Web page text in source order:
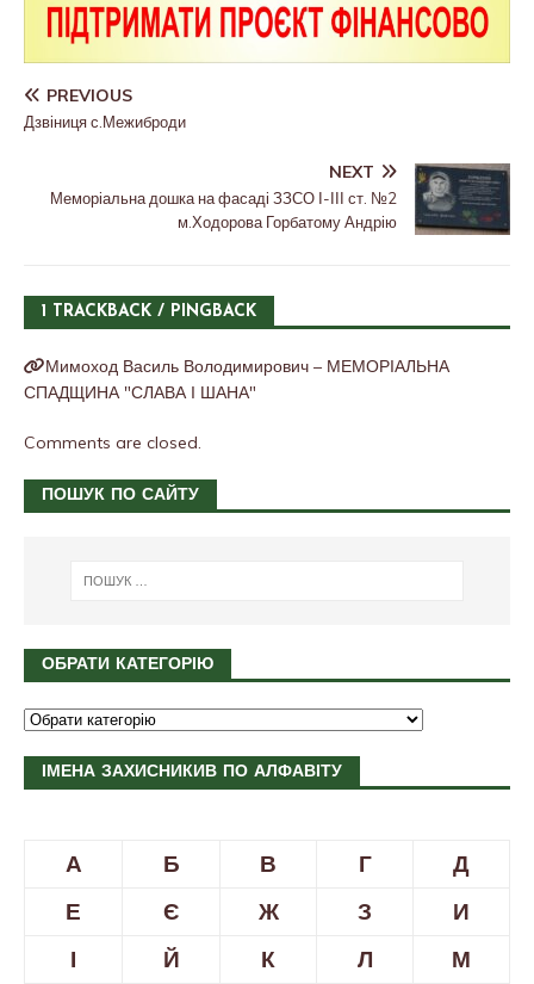
PREVIOUS
Дзвіниця с.Межиброди
NEXT
Меморіальна дошка на фасаді ЗЗСО І-ІІІ ст. №2
м.Ходорова Горбатому Андрію
1 TRACKBACK / PINGBACK
Мимоход Василь Володимирович – МЕМОРІАЛЬНА
СПАДЩИНА "СЛАВА І ШАНА"
Comments are closed.
ПОШУК ПО САЙТУ
ОБРАТИ КАТЕГОРІЮ
ІМЕНА ЗАХИСНИКИВ ПО АЛФАВІТУ
А Б В Г
Д
Е
Є Ж З
И
І
Й К Л
М